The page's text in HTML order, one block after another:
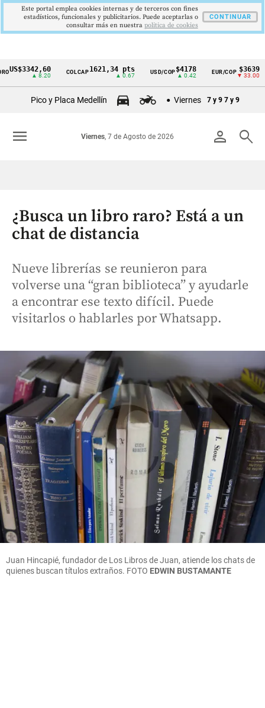
Cintillo
Colombia
▲ 8.20
COLCAP 1621,34 pts
▲ 0.67
USD/COP$4178
▲ 0.42
EUR/COP $3639
▼ 33.00
Pico y Placa Medellín Viernes 7 y 9 7 y 9
person search
Viernes, 7 de Agosto de 2026
menu
¿Busca un libro raro? Está a un
chat de distancia
Nueve librerías se reunieron para
volverse una “gran biblioteca” y ayudarle
a encontrar ese texto difícil. Puede
visitarlos o hablarles por Whatsapp.
Juan Hincapié, fundador de Los Libros de Juan, atiende los chats de
quienes buscan títulos extraños. FOTO EDWIN BUSTAMANTE
Este portal emplea cookies internas y de terceros con fines
estadísticos, funcionales y publicitarios. Puede aceptarlas o
consultar más en nuestra politica de cookies
CONTINUAR